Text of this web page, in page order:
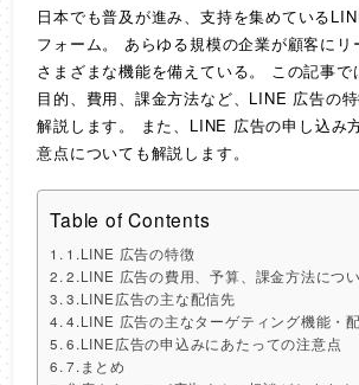
日本でも普及が進み、支持を集めている
フォーム。 あらゆる規模の企業が顧客にリ
さまざまな機能を備えている。 この記事
目的、費用、課金方法など、LINE 広告の
解説します。 また、LINE 広告の申し込み
意点についても解説します。
Table of Contents
1.LINE 広告の特徴
2.LINE 広告の費用、予算、課金方法につ
3.LINE広告の主な配信先
4.LINE 広告の主なターゲティング機能・
6.LINE広告の申込みにあたっての注意点
7.まとめ